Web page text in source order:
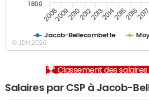
Jacob-Bellecombette
20082009201020122013201420152016
1 800
© JDN 2026
Classement des
Salaires par CSP à Jacob-